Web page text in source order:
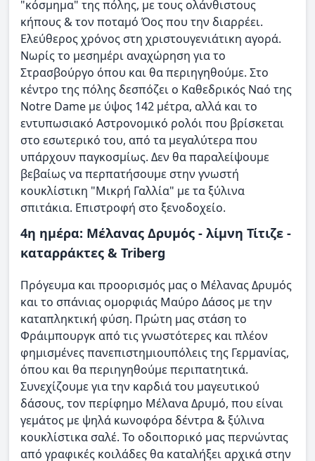
"κόσμημα" της πόλης, με τους ολάνθιστους
κήπους & τον ποταμό Όος που την διαρρέει.
Ελεύθερος χρόνος στη χριστουγενιάτικη αγορά.
Νωρίς το μεσημέρι αναχώρηση για το
Στρασβούργο όπου και θα περιηγηθούμε. Στο
κέντρο της πόλης δεσπόζει ο Καθεδρικός Ναό της
Notre Dame με ύψος 142 μέτρα, αλλά και το
εντυπωσιακό Αστρονομικό ρολόι που βρίσκεται
στο εσωτερικό του, από τα μεγαλύτερα που
υπάρχουν παγκοσμίως. Δεν θα παραλείψουμε
βεβαίως να περπατήσουμε στην γνωστή
κουκλίστικη "Μικρή Γαλλία" με τα ξύλινα
σπιτάκια. Επιστροφή στο ξενοδοχείο.
4η ημέρα: Μέλανας Δρυμός - λίμνη Τίτιζε -
καταρράκτες & Triberg
Πρόγευμα και προορισμός μας ο Μέλανας Δρυμός
και το σπάνιας ομορφιάς Μαύρο Δάσος με την
καταπληκτική φύση. Πρώτη μας στάση το
Φράιμπουργκ από τις γνωστότερες και πλέον
φημισμένες πανεπιστημιουπόλεις της Γερμανίας,
όπου και θα περιηγηθούμε περιπατητικά.
Συνεχίζουμε για την καρδιά του μαγευτικού
δάσους, τον περίφημο Μέλανα Δρυμό, που είναι
γεμάτος με ψηλά κωνοφόρα δέντρα & ξύλινα
κουκλίστικα σαλέ. Το οδοιπορικό μας περνώντας
από γραφικές κοιλάδες θα καταλήξει αρχικά στην